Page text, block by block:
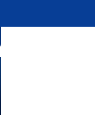
Tanah Wakaf Se